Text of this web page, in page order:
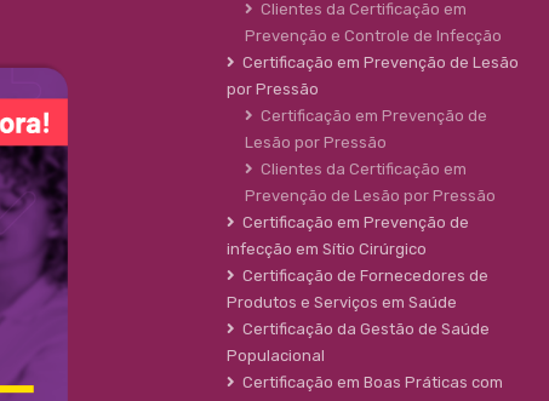
Clientes da Certificação em
Prevenção e Controle de Infecção
Certificação em Prevenção de Lesão
por Pressão
Certificação em Prevenção de
Lesão por Pressão
Clientes da Certificação em
Prevenção de Lesão por Pressão
Certificação em Prevenção de
infecção em Sítio Cirúrgico
Certificação de Fornecedores de
Produtos e Serviços em Saúde
Certificação da Gestão de Saúde
Populacional
Certificação em Boas Práticas com